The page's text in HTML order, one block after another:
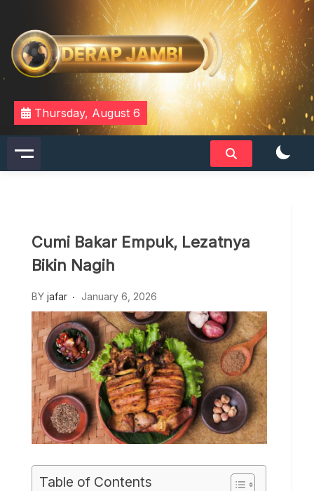
content
DERAPJAMBI
Thursday, August 6
Cumi Bakar Empuk, Lezatnya
Bikin Nagih
BY jafar January 6, 2026
Table of Contents